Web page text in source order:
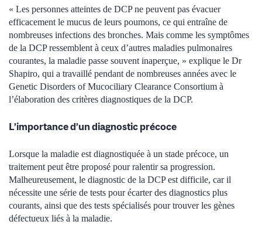
« Les personnes atteintes de DCP ne peuvent pas évacuer
efficacement le mucus de leurs poumons, ce qui entraîne de
nombreuses infections des bronches. Mais comme les symptômes
de la DCP ressemblent à ceux d’autres maladies pulmonaires
courantes, la maladie passe souvent inaperçue, » explique le Dr
Shapiro, qui a travaillé pendant de nombreuses années avec le
Genetic Disorders of Mucociliary Clearance Consortium à
l’élaboration des critères diagnostiques de la DCP.
L’importance d’un diagnostic précoce
Lorsque la maladie est diagnostiquée à un stade précoce, un
traitement peut être proposé pour ralentir sa progression.
Malheureusement, le diagnostic de la DCP est difficile, car il
nécessite une série de tests pour écarter des diagnostics plus
courants, ainsi que des tests spécialisés pour trouver les gènes
défectueux liés à la maladie.